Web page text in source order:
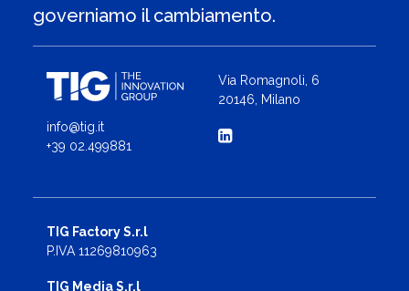
governiamo il cambiamento.
info@tig.it
+39 02.499881
Via Romagnoli, 6
20146, Milano
TIG Factory S.r.l
P.IVA 11269810963
TIG Media S.r.l